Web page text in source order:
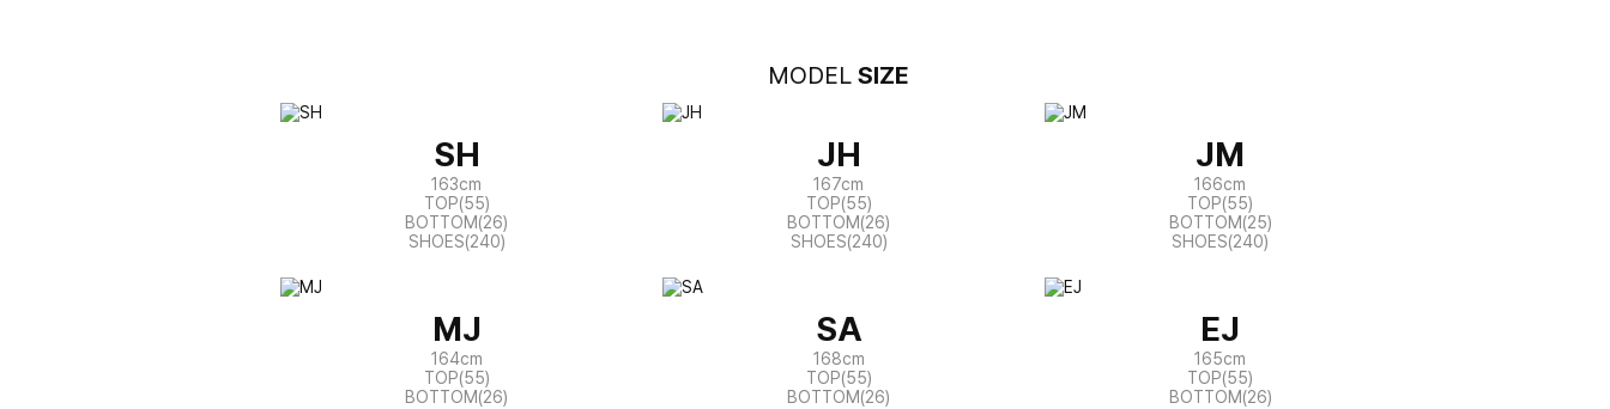
MODEL SIZE
SH
163cm
TOP(55)
BOTTOM(26)
SHOES(240)
JH
167cm
TOP(55)
BOTTOM(26)
SHOES(240)
JM
166cm
TOP(55)
BOTTOM(25)
SHOES(240)
MJ
164cm
TOP(55)
BOTTOM(26)
SA
168cm
TOP(55)
BOTTOM(26)
EJ
165cm
TOP(55)
BOTTOM(26)